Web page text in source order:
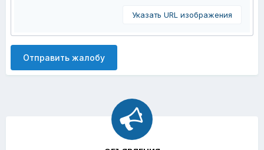
Указать URL изображения
Отправить жалобу